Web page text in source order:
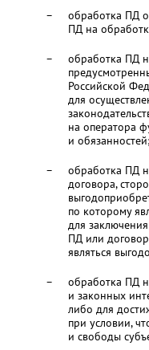
обработка ПД
ПД на
обработка ПД
Российской
для
на оператора
и обязанностей;
обработка ПД
договора,
по которому
для
ПД или
являться
обработка ПД
и законных
либо для
при условии,
и свободы